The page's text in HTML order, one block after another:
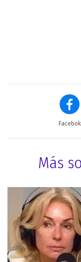
Facebok
Más